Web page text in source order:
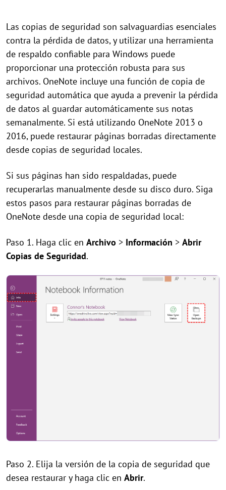
Las copias de seguridad son salvaguardias esenciales
contra la pérdida de datos, y utilizar una herramienta
de respaldo confiable para Windows puede
proporcionar una protección robusta para sus
archivos. OneNote incluye una función de copia de
seguridad automática que ayuda a prevenir la pérdida
de datos al guardar automáticamente sus notas
semanalmente. Si está utilizando OneNote 2013 o
2016, puede restaurar páginas borradas directamente
desde copias de seguridad locales.
Si sus páginas han sido respaldadas, puede
recuperarlas manualmente desde su disco duro. Siga
estos pasos para restaurar páginas borradas de
OneNote desde una copia de seguridad local:
Paso 1. Haga clic en Archivo > Información > Abrir
Copias de Seguridad.
Paso 2. Elija la versión de la copia de seguridad que
desea restaurar y haga clic en Abrir.